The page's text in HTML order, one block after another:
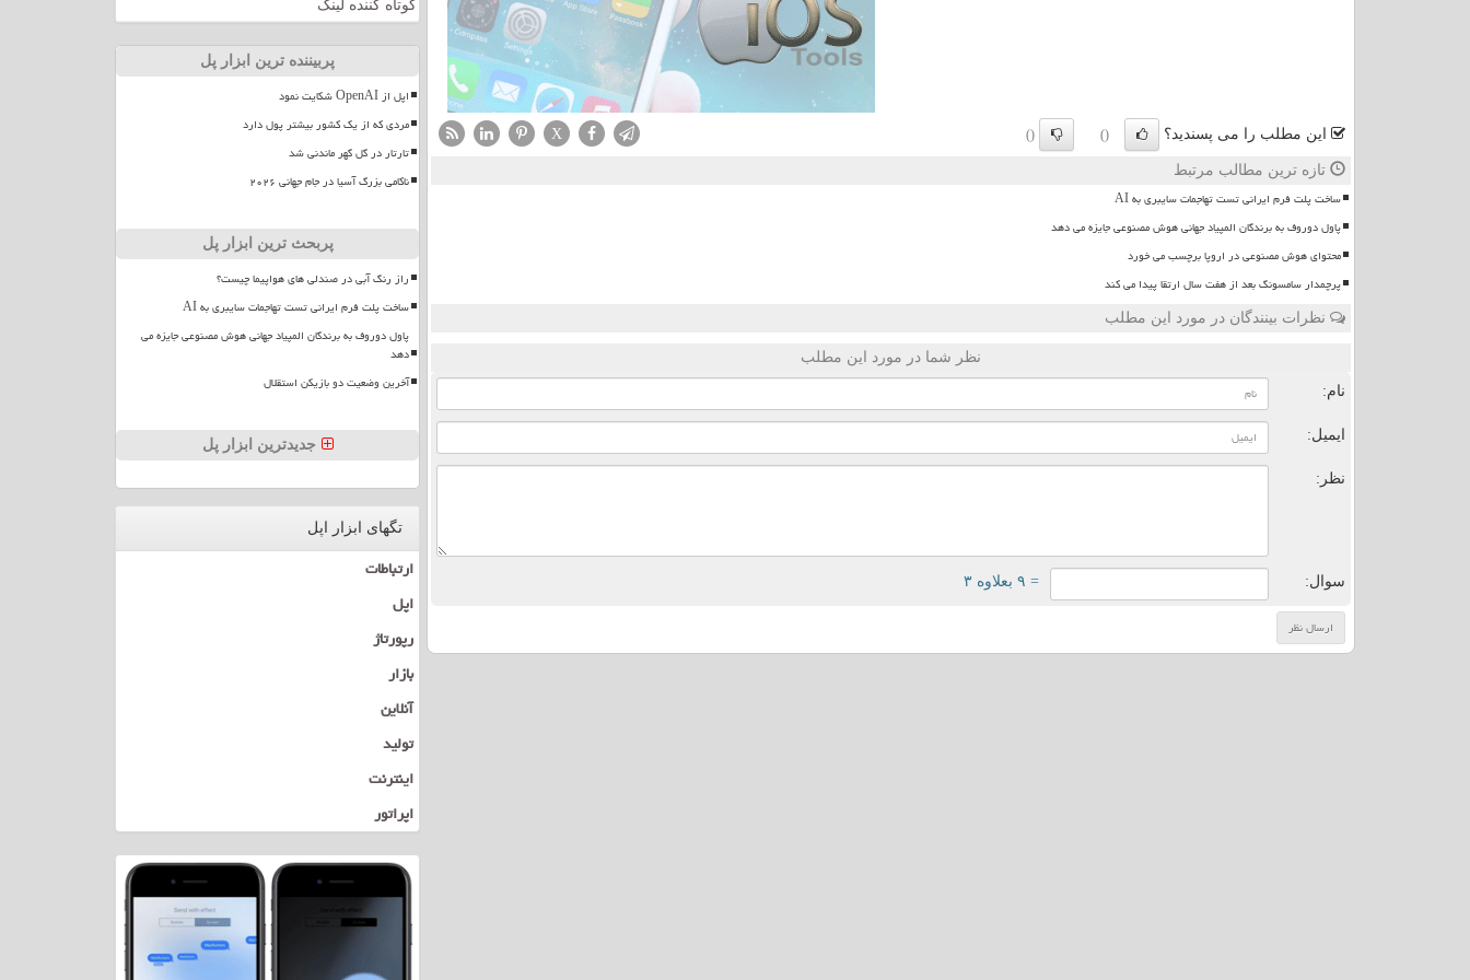
این مطلب را می پسندید؟ ()
()
X
تازه ترین مطالب مرتبط
ساخت پلت فرم ایرانی تست تهاجمات سایبری به AI
پاول دوروف به برندگان المپیاد جهانی هوش مصنوعی جایزه می دهد
محتوای هوش مصنوعی در اروپا برچسب می خورد
پرچمدار سامسونگ بعد از هفت سال ارتقا پیدا می کند
نظرات بینندگان در مورد این مطلب
نظر شما در مورد این مطلب
نام:
ایمیل:
نظر:
سوال: = ۹ بعلاوه ۳
کوتاه کننده لینک
پربیننده ترین ابزار پل
اپل از OpenAI شکایت نمود
مردی که از یک کشور بیشتر پول دارد
تارتار در گل گهر ماندنی شد
ناکامی بزرگ آسیا در جام جهانی ۲۰۲۶
پربحث ترین ابزار پل
راز رنگ آبی در صندلی های هواپیما چیست؟
ساخت پلت فرم ایرانی تست تهاجمات سایبری به AI
پاول دوروف به برندگان المپیاد جهانی هوش مصنوعی جایزه می
دهد
آخرین وضعیت دو بازیکن استقلال
جدیدترین ابزار پل
تگهای ابزار اپل
ارتباطات
اپل
رپورتاژ
بازار
آنلاین
تولید
اینترنت
اپراتور